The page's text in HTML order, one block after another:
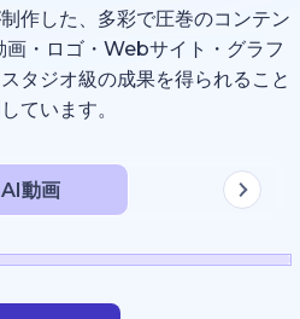
作した、多彩で圧巻のコンテン
画・ロゴ・Webサイト・グラフ
タジオ級の成果を得られること
ています。
AI動画